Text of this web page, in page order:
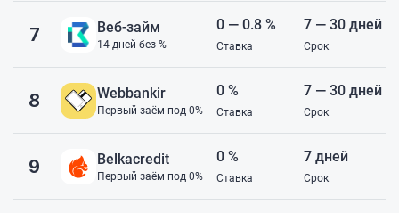
7 Веб-займ
14 дней без %
0 — 0.8 %
Ставка
7 — 30 дней
Срок
8 Webbankir
Первый заём под 0%
0 %
Ставка
7 — 30 дней
Срок
9 Belkacredit
Первый заём под 0%
0 %
Ставка
7 дней
Срок